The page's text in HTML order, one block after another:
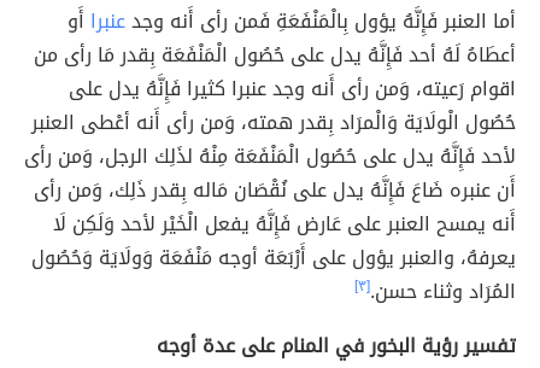
أما العنبر فَإِنَّهُ يؤول بِالْمَنْفَعَةِ فَمن رأى أَنه وجدعنبرا أَو
أعطَاهُ لَهُ أحد فَإِنَّهُ يدل على حُصُول الْمَنْفَعَة بِقدر مَا رأى من
اقوام رَعيته، وَمن رأى أَنه وجد عنبرا كثيرا فَإِنَّهُ يدل على
حُصُول الْولَايَة وَالْمرَاد بِقدر همته، وَمن رأى أَنه أعْطى العنبر
لأحد فَإِنَّهُ يدل على حُصُول الْمَنْفَعَة مِنْهُ لذَلِك الرجل، وَمن رأى
أَن عنبره ضَاعَ فَإِنَّهُ يدل على نُقْصَان مَاله بِقدر ذَلِك، وَمن رأى
أَنه يمسح العنبر على عَارض فَإِنَّهُ يفعل الْخَيْر لأحد وَلَكِن لَا
يعرفهُ، والعنبر يؤول على أَرْبَعَة أوجه مَنْفَعَة وَولَايَة وَحُصُول
المُرَاد وثناء حسن.[٣]
تفسير رؤية البخور في المنام على عدة أوجه